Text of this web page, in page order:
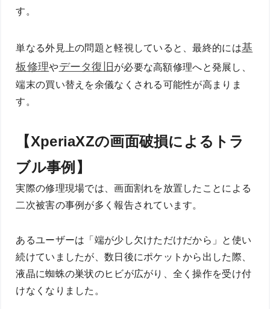
す。
単なる外見上の問題と軽視していると、最終的には基
板修理やデータ復旧 が必要な高額修理へと発展し、
端末の買い替えを余儀なくされる可能性が高まりま
す。
【XperiaXZの画面破損によるトラ
ブル事例】
実際の修理現場では、画面割れを放置したことによる
二次被害の事例が多く報告されています。
あるユーザーは「端が少し欠けただけだから」と使い
続けていましたが、数日後にポケットから出した際、
液晶に蜘蛛の巣状のヒビが広がり、全く操作を受け付
けなくなりました。